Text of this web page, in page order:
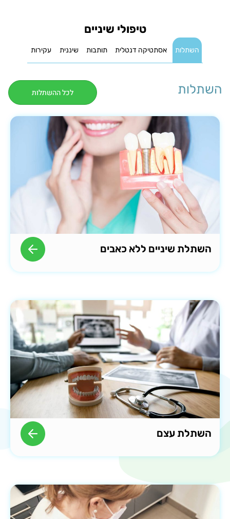
טיפולי שיניים
השתלות אסתטיקה דנטלית תותבות שיננית עקירות
השתלות לכל ההשתלות
השתלת שיניים ללא כאבים
השתלת עצם